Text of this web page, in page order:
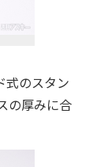
式のスタン
の厚みに合